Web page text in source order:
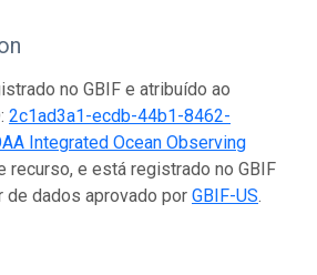
no GBIF e atribuído ao
2c1ad3a1-ecdb-44b1-8462-
Integrated Ocean Observing
recurso, e está registrado no GBIF
de dados aprovado por GBIF-US.